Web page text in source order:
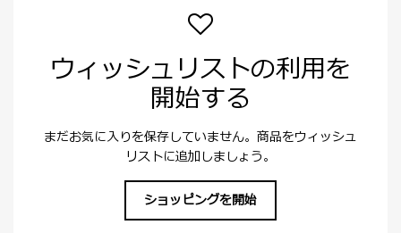
ウィッシュリストの利用を
開始する
まだお気に入りを保存していません。商品をウィッシュ
リストに追加しましょう。
ショッピングを開始